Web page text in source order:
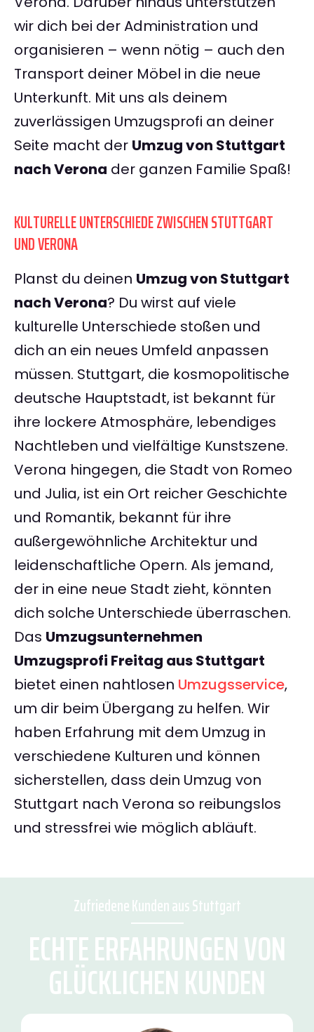
wir dich bei der Administration und
organisieren – wenn nötig – auch den
Transport deiner Möbel in die neue
Unterkunft. Mit uns als deinem
zuverlässigen Umzugsprofi an deiner
Seite macht der Umzug von Stuttgart
nach Verona der ganzen Familie Spaß!
KULTURELLE UNTERSCHIEDE ZWISCHEN STUTTGART
UND VERONA
Planst du deinen Umzug von Stuttgart
nach Verona? Du wirst auf viele
kulturelle Unterschiede stoßen und
dich an ein neues Umfeld anpassen
müssen. Stuttgart, die kosmopolitische
deutsche Hauptstadt, ist bekannt für
ihre lockere Atmosphäre, lebendiges
Nachtleben und vielfältige Kunstszene.
Verona hingegen, die Stadt von Romeo
und Julia, ist ein Ort reicher Geschichte
und Romantik, bekannt für ihre
außergewöhnliche Architektur und
leidenschaftliche Opern. Als jemand,
der in eine neue Stadt zieht, könnten
dich solche Unterschiede überraschen.
Das Umzugsunternehmen
Umzugsprofi Freitag aus Stuttgart
bietet einen nahtlosen Umzugsservice,
um dir beim Übergang zu helfen. Wir
haben Erfahrung mit dem Umzug in
verschiedene Kulturen und können
sicherstellen, dass dein Umzug von
Stuttgart nach Verona so reibungslos
und stressfrei wie möglich abläuft.
Zufriedene Kunden aus Stuttgart
ECHTE ERFAHRUNGEN VON
GLÜCKLICHEN KUNDEN